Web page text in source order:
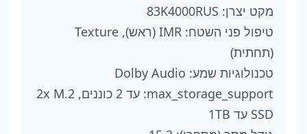
מקט יצרן: 83K4000RUS
טיפול פני השטח: IMR (ראש), Texture
(תחתית)
טכנולוגיות שמע: Dolby Audio
max_storage_support: עד 2 כוננים, 2x M.2
SSD עד 1TB